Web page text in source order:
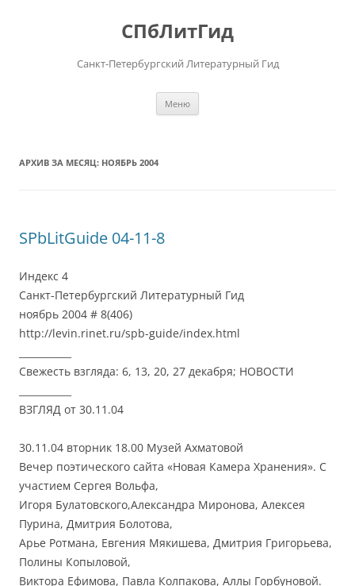
СПбЛитГид
Санкт-Петербургский Литературный Гид
Меню
АРХИВ ЗА МЕСЯЦ: НОЯБРЬ 2004
SPbLitGuide 04-11-8
Индекс 4
Санкт-Петербургский Литературный Гид
ноябрь 2004 # 8(406)
http://levin.rinet.ru/spb-guide/index.html
Свежесть взгляда: 6, 13, 20, 27 декабря; НОВОСТИ
ВЗГЛЯД от 30.11.04
30.11.04 вторник 18.00 Музей Ахматовой
Вечер поэтического сайта «Новая Камера Хранения». С
участием Сергея Вольфа,
Игоря Булатовского,Александра Миронова, Алексея
Пурина, Дмитрия Болотова,
Арье Ротмана, Евгения Мякишева, Дмитрия Григорьева,
Полины Копыловой,
Виктора Ефимова, Павла Колпакова, Аллы Горбуновой.